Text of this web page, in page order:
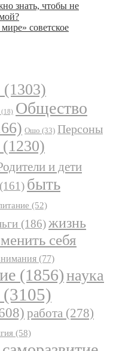
знать, чтобы не
советское
(1303)
(18) Общество
Ошо (33) Персоны
(1230)
и дети
(161) быть
(52)
(186)жизнь
себя
(77)
(1856)наука
(3105)
работа (278)
(58)